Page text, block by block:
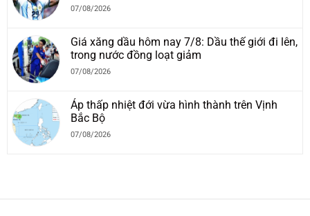
07/08/2026
Giá xăng dầu hôm nay 7/8: Dầu thế giới đi lên,
trong nước đồng loạt giảm
07/08/2026
Áp thấp nhiệt đới vừa hình thành trên Vịnh
Bắc Bộ
07/08/2026